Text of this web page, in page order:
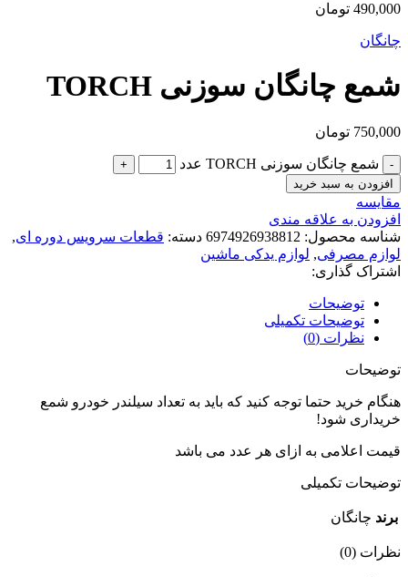
490,000 تومان
چانگان
شمع چانگان سوزنی TORCH
750,000 تومان
شمع چانگان سوزنی TORCH عدد
افزودن به سبد خرید
مقایسه
افزودن به علاقه مندی
شناسه محصول: 6974926938812 دسته: قطعات سرویس دوره ای,
لوازم مصرفی, لوازم یدکی ماشین
اشتراک گذاری:
توضیحات
توضیحات تکمیلی
نظرات (0)
توضیحات
هنگام خرید حتما توجه کنید که باید به تعداد سیلندر خودرو شمع
خریداری شود!
قیمت اعلامی به ازای هر عدد می باشد
توضیحات تکمیلی
برند چانگان
نظرات (0)